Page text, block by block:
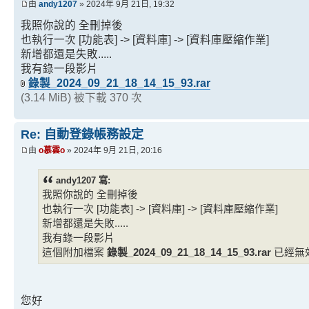
由 andy1207 » 2024年 9月 21日, 19:32
我照你說的 全刪掉後
也執行一次 [功能表] -> [資料庫] -> [資料庫壓縮作業]
新增都還是失敗.....
我有錄一段影片
錄製_2024_09_21_18_14_15_93.rar
(3.14 MiB) 被下載 370 次
Re: 自動登錄帳務設定
由 o慕雲o » 2024年 9月 21日, 20:16
andy1207 寫:
我照你說的 全刪掉後
也執行一次 [功能表] -> [資料庫] -> [資料庫壓縮作業]
新增都還是失敗.....
我有錄一段影片
這個附加檔案 錄製_2024_09_21_18_14_15_93.rar 已經無
您好